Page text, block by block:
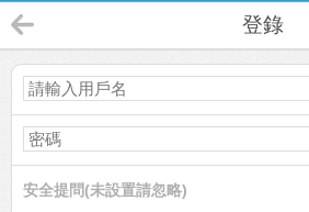
登錄
安全提問(未設置請忽略)